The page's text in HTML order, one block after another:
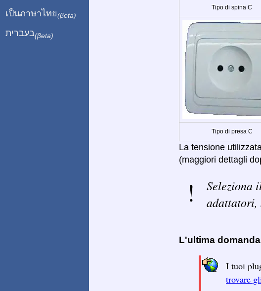
Tipo di spina C
Tipo di presa C
La tensione
(maggiori dettagli
Seleziona
adattatori,
L'ultima domanda
I tuoi
trovare
เป็นภาษาไทย(βeta)
בעברית(βeta)